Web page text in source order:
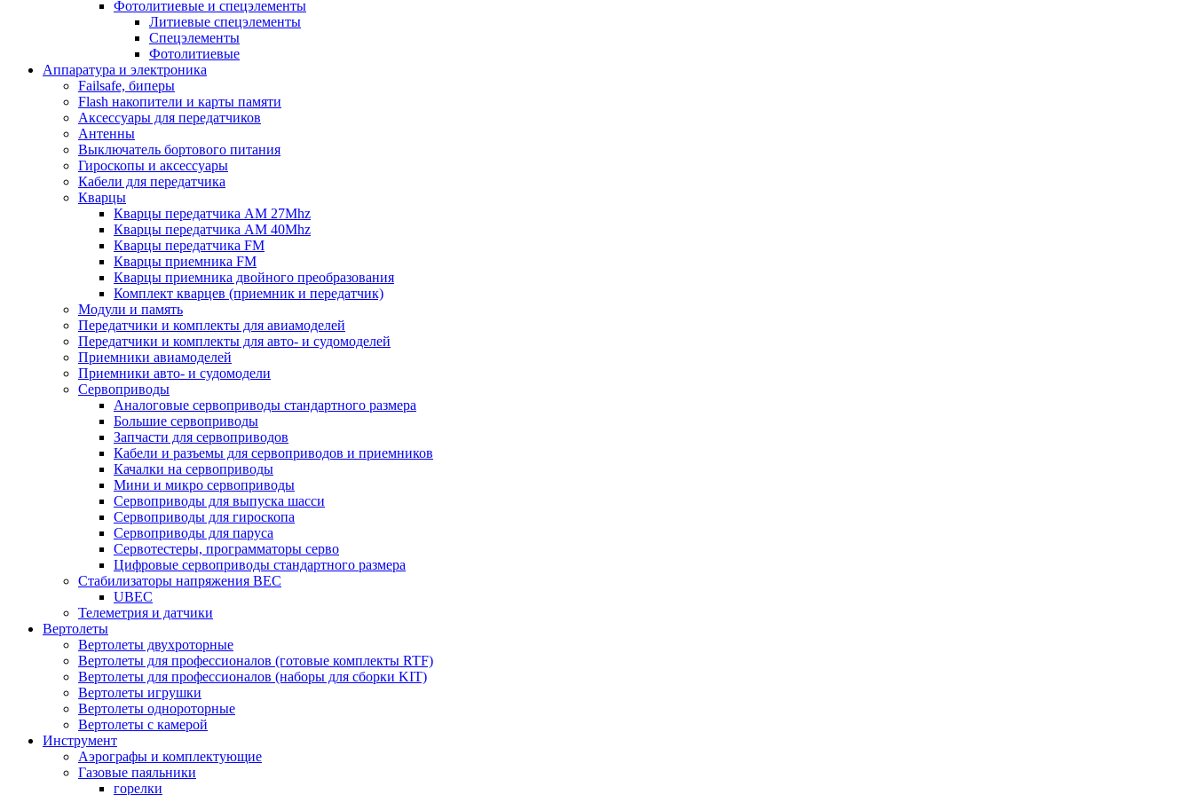
Фотолитиевые и спецэлементы
Литиевые спецэлементы
Спецэлементы
Фотолитиевые
Аппаратура и электроника
Failsafe, биперы
Flash накопители и карты памяти
Аксессуары для передатчиков
Антенны
Выключатель бортового питания
Гироскопы и аксессуары
Кабели для передатчика
Кварцы
Кварцы передатчика AM 27Mhz
Кварцы передатчика AM 40Mhz
Кварцы передатчика FM
Кварцы приемника FM
Кварцы приемника двойного преобразования
Комплект кварцев (приемник и передатчик)
Модули и память
Передатчики и комплекты для авиамоделей
Передатчики и комплекты для авто- и судомоделей
Приемники авиамоделей
Приемники авто- и судомодели
Сервоприводы
Аналоговые сервоприводы стандартного размера
Большие сервоприводы
Запчасти для сервоприводов
Кабели и разъемы для сервоприводов и приемников
Качалки на сервоприводы
Мини и микро сервоприводы
Сервоприводы для выпуска шасси
Сервоприводы для гироскопа
Сервоприводы для паруса
Сервотестеры, программаторы серво
Цифровые сервоприводы стандартного размера
Стабилизаторы напряжения BEC
UBEC
Телеметрия и датчики
Вертолеты
Вертолеты двухроторные
Вертолеты для профессионалов (готовые комплекты RTF)
Вертолеты для профессионалов (наборы для сборки KIT)
Вертолеты игрушки
Вертолеты однороторные
Вертолеты с камерой
Инструмент
Аэрографы и комплектующие
Газовые паяльники
горелки